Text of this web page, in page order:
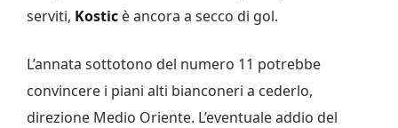
serviti, Kostic è ancora a secco di gol.
L’annata sottotono del numero 11 potrebbe
convincere i piani alti bianconeri a cederlo,
direzione Medio Oriente. L’eventuale addio del